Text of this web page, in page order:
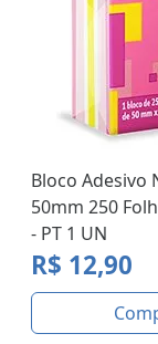
Bloco Adesivo
50mm 250
- PT 1 UN
R$ 12,90